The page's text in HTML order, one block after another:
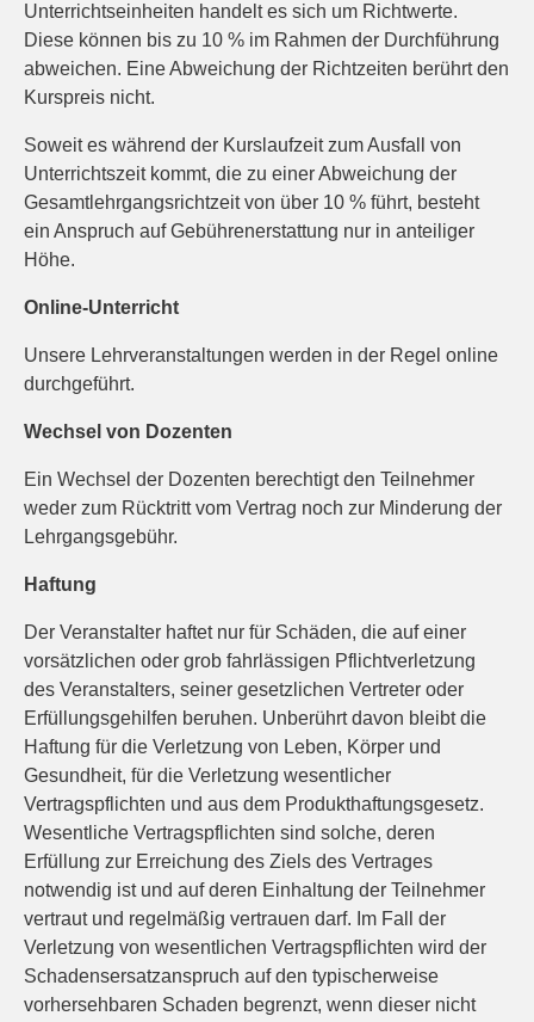
Unterrichtseinheiten handelt es sich um Richtwerte.
Diese können bis zu 10 % im Rahmen der Durchführung
abweichen. Eine Abweichung der Richtzeiten berührt den
Kurspreis nicht.
Soweit es während der Kurslaufzeit zum Ausfall von
Unterrichtszeit kommt, die zu einer Abweichung der
Gesamtlehrgangsrichtzeit von über 10 % führt, besteht
ein Anspruch auf Gebührenerstattung nur in anteiliger
Höhe.
Online-Unterricht
Unsere Lehrveranstaltungen werden in der Regel online
durchgeführt.
Wechsel von Dozenten
Ein Wechsel der Dozenten berechtigt den Teilnehmer
weder zum Rücktritt vom Vertrag noch zur Minderung der
Lehrgangsgebühr.
Haftung
Der Veranstalter haftet nur für Schäden, die auf einer
vorsätzlichen oder grob fahrlässigen Pflichtverletzung
des Veranstalters, seiner gesetzlichen Vertreter oder
Erfüllungsgehilfen beruhen. Unberührt davon bleibt die
Haftung für die Verletzung von Leben, Körper und
Gesundheit, für die Verletzung wesentlicher
Vertragspflichten und aus dem Produkthaftungsgesetz.
Wesentliche Vertragspflichten sind solche, deren
Erfüllung zur Erreichung des Ziels des Vertrages
notwendig ist und auf deren Einhaltung der Teilnehmer
vertraut und regelmäßig vertrauen darf. Im Fall der
Verletzung von wesentlichen Vertragspflichten wird der
Schadensersatzanspruch auf den typischerweise
vorhersehbaren Schaden begrenzt, wenn dieser nicht